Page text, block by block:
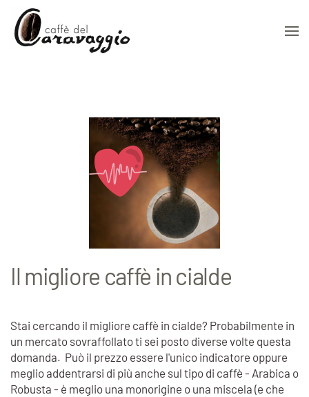
Skip to main content
Il migliore caffè in cialde
Stai cercando il migliore caffè in cialde? Probabilmente in
un mercato sovraffollato ti sei posto diverse volte questa
domanda. Può il prezzo essere l'unico indicatore oppure
meglio addentrarsi di più anche sul tipo di caffè - Arabica o
Robusta - è meglio una monorigine o una miscela (e che